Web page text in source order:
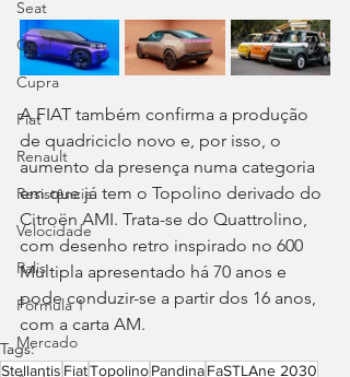
Seat
Opel
Cupra
Fiat
Renault
Resistência
Velocidade
Ralis
Fórmula 1
Mercado
A FIAT também confirma a produção
de quadriciclo novo e, por isso, o
aumento da presença numa categoria
em que já tem o Topolino derivado do
Citroën AMI. Trata-se do Quattrolino,
com desenho retro inspirado no 600
Multipla apresentado há 70 anos e
pode conduzir-se a partir dos 16 anos,
com a carta AM.
Tags:
Stellantis FiatTopolinoPandinaFaSTLAne 2030